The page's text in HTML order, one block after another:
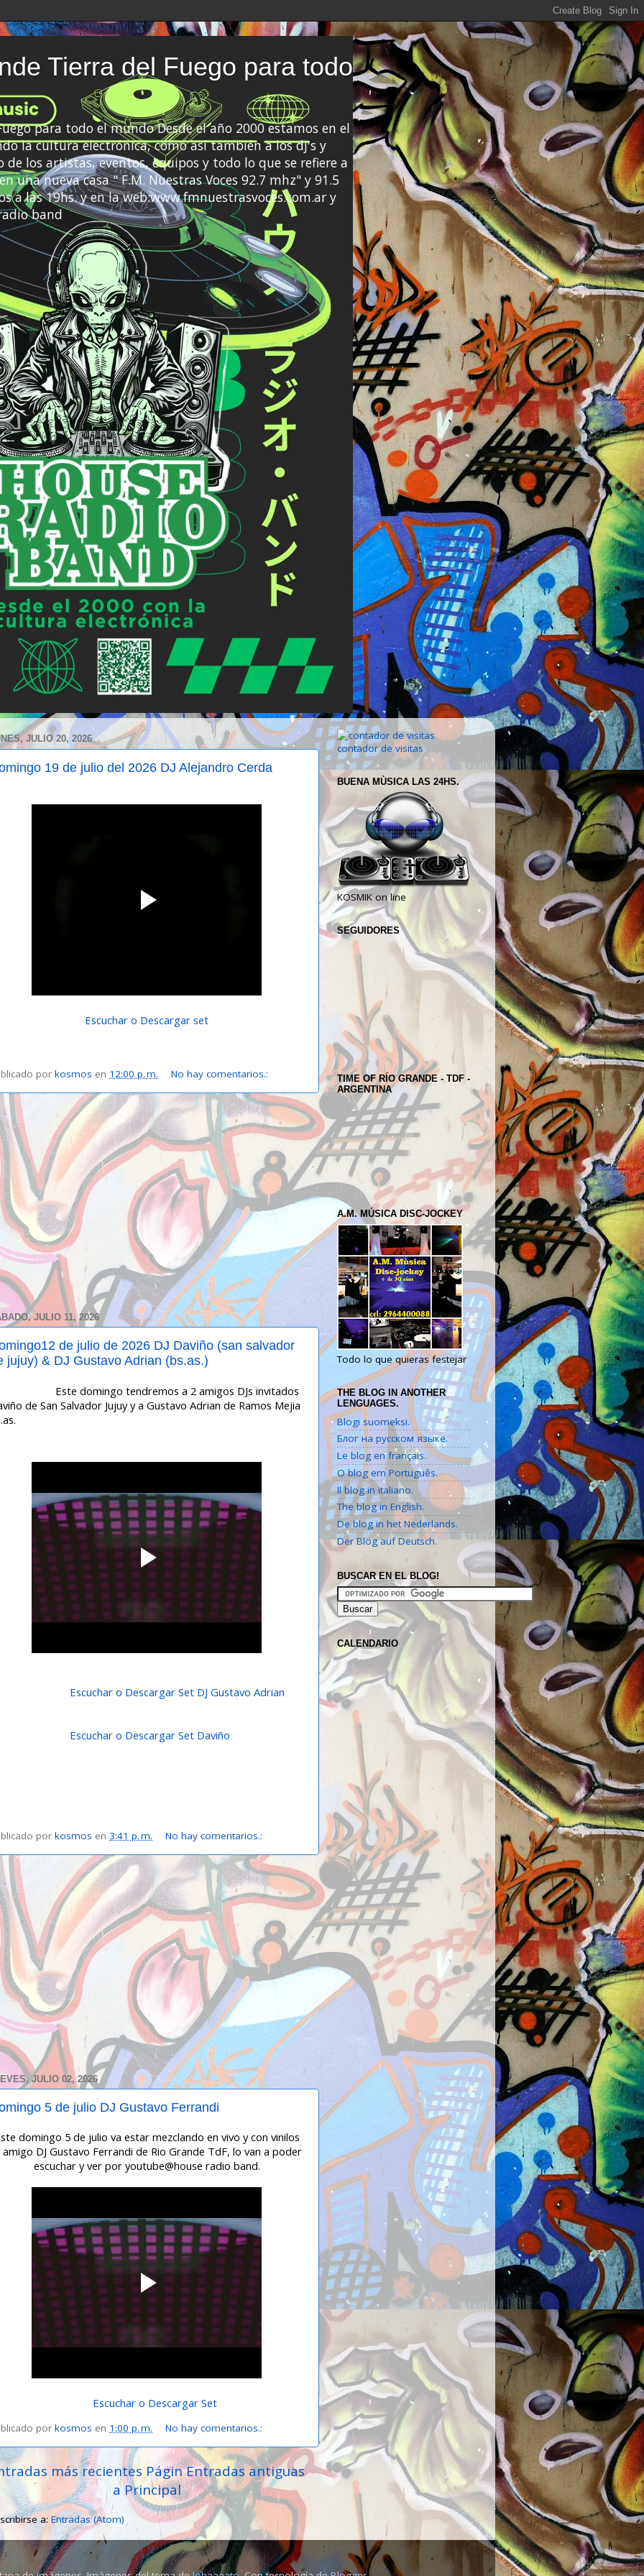
Tierra del Fuego para todo
para todo el mundo Desde el año 2000 estamos en el
la cultura electrónica, como así también a los dj's y
los artistas, eventos, equipos y todo lo que se refiere a
una nueva casa " F.M. Nuestras Voces 92.7 mhz" y 91.5
a las 19hs. y en la web:www.fmnuestrasvoces.com.ar y
band
JULIO 20, 2026
19 de julio del 2026 DJ Alejandro Cerda
Escuchar o Descargar set
por kosmos en 12:00 p. m. No hay comentarios.:
JULIO 11, 2026
de julio de 2026 DJ Daviño (san salvador
jujuy) & DJ Gustavo Adrian (bs.as.)
domingo tendremos a 2 amigos DJs invitados
de San Salvador Jujuy y a Gustavo Adrian de Ramos Mejia
Escuchar o Descargar Set DJ Gustavo Adrian
Escuchar o Descargar Set Daviño
por kosmos en 3:41 p. m. No hay comentarios.:
JULIO 02, 2026
5 de julio DJ Gustavo Ferrandi
domingo 5 de julio va estar mezclando en vivo y con vinilos
amigo DJ Gustavo Ferrandi de Rio Grande TdF, lo van a poder
escuchar y ver por youtube@house radio band.
Escuchar o Descargar Set
por kosmos en 1:00 p. m. No hay comentarios.:
más recientes Entradas antiguas
Págin
a Principal
a: Entradas (Atom)
contador de visitas
BUENA MÙSICA LAS 24HS.
KOSMIK on line
SEGUIDORES
TIME OF RÍO GRANDE - TDF -
ARGENTINA
A.M. MÚSICA DISC-JOCKEY
Todo lo que quieras festejar
THE BLOG IN ANOTHER
LENGUAGES.
Blogi suomeksi.
Блог на русском языке.
Le blog en français.
O blog em Português.
Il blog in italiano.
The blog in English.
De blog in het Nederlands.
Der Blog auf Deutsch.
BUSCAR EN EL BLOG!
CALENDARIO